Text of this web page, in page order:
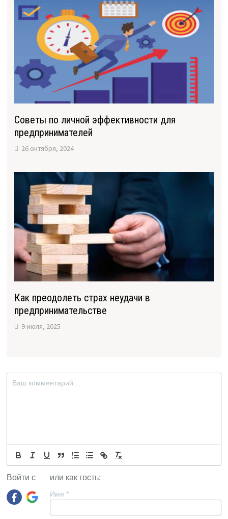
Советы по личной эффективности для
предпринимателей
26 октября, 2024
Как преодолеть страх неудачи в
предпринимательстве
9 июля, 2025
Войти с или как гость:
Имя *